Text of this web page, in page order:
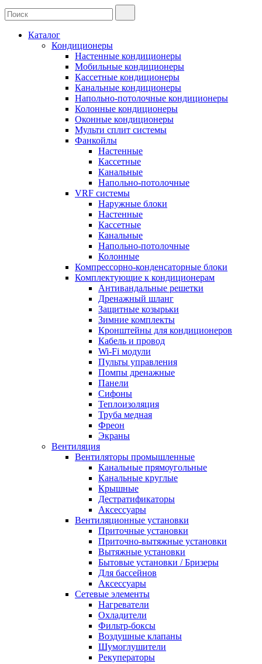
Каталог
Кондиционеры
Настенные кондиционеры
Мобильные кондиционеры
Кассетные кондиционеры
Канальные кондиционеры
Напольно-потолочные кондиционеры
Колонные кондиционеры
Оконные кондиционеры
Мульти сплит системы
Фанкойлы
Настенные
Кассетные
Канальные
Напольно-потолочные
VRF системы
Наружные блоки
Настенные
Кассетные
Канальные
Напольно-потолочные
Колонные
Компрессорно-конденсаторные блоки
Комплектующие к кондиционерам
Антивандальные решетки
Дренажный шланг
Защитные козырьки
Зимние комплекты
Кронштейны для кондиционеров
Кабель и провод
Wi-Fi модули
Пульты управления
Помпы дренажные
Панели
Сифоны
Теплоизоляция
Труба медная
Фреон
Экраны
Вентиляция
Вентиляторы промышленные
Канальные прямоугольные
Канальные круглые
Крышные
Дестратификаторы
Аксессуары
Вентиляционные установки
Приточные установки
Приточно-вытяжные установки
Вытяжные установки
Бытовые установки / Бризеры
Для бассейнов
Аксессуары
Сетевые элементы
Нагреватели
Охладители
Фильтр-боксы
Воздушные клапаны
Шумоглушители
Рекуператоры